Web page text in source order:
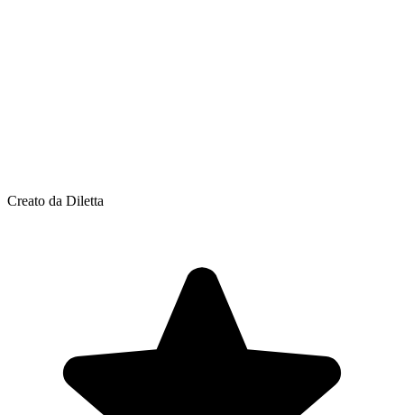
Creato da Diletta